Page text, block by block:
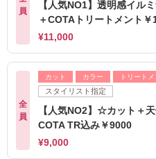
員
【人気NO1】透明感イル
＋COTAトリートメント￥
¥11,000
全
員
カット カラー トリートメ
スタイリスト指定
【人気NO2】☆カット＋
COTA TR込み￥9000
¥9,000